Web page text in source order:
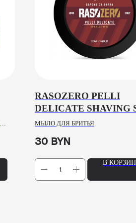
RASOZERO PELLI
DELICATE SHAVING
JAR , 125ML
МЫЛО ДЛЯ БРИТЬЯ
30 BYN
В